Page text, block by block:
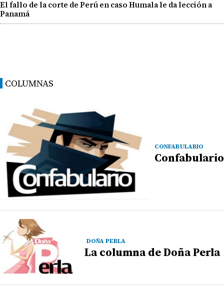
El fallo de la corte de Perú en caso Humala le da lección a
Panamá
COLUMNAS
CONFABULARIO
Confabulario
DOÑA PERLA
La columna de Doña Perla